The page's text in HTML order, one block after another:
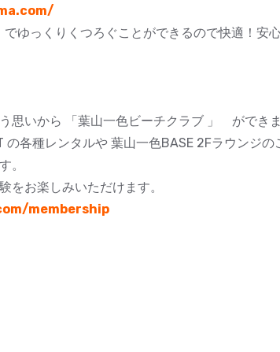
っくりくつろぐことができるので快適！安
思いから 「葉山一色ビーチクラブ 」 ができ
各種レンタルや 葉山一色BASE 2Fラウンジ
。
をお楽しみいただけます。
membership